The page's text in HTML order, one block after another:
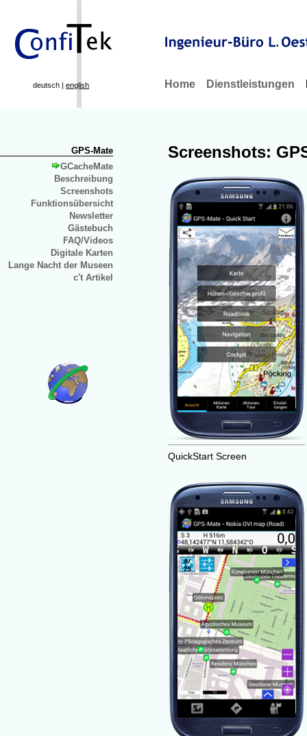
deutsch |english Home Dienstleistungen
GPS-Mate
GCacheMate
Beschreibung
Screenshots
Funktionsübersicht
Newsletter
Gästebuch
FAQ/Videos
Digitale Karten
Lange Nacht der Museen
c't Artikel
Screenshots:
QuickStart Screen